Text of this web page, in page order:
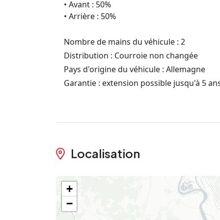
• Avant : 50%
• Arrière : 50%
Nombre de mains du véhicule : 2
Distribution : Courroie non changée
Pays d'origine du véhicule : Allemagne
Garantie : extension possible jusqu'à 5
Localisation
+
−